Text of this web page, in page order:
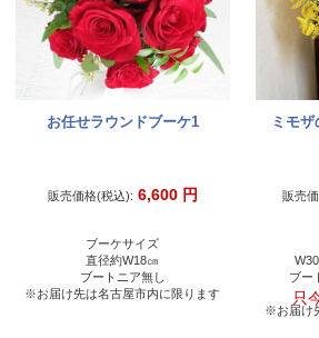
お任せラウンドブーケ1
販売価格(税込): 6,600 円
ブーケサイズ
直径約W18㎝
ブートニア無し
※お届け先は名古屋市内に限ります
ミモ
販売
ブー
※お届け
只